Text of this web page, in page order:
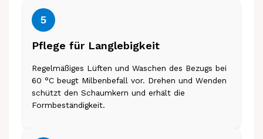
5
Pflege für Langlebigkeit
Regelmäßiges Lüften und Waschen des Bezugs bei
60 °C beugt Milbenbefall vor. Drehen und Wenden
schützt den Schaumkern und erhält die
Formbeständigkeit.